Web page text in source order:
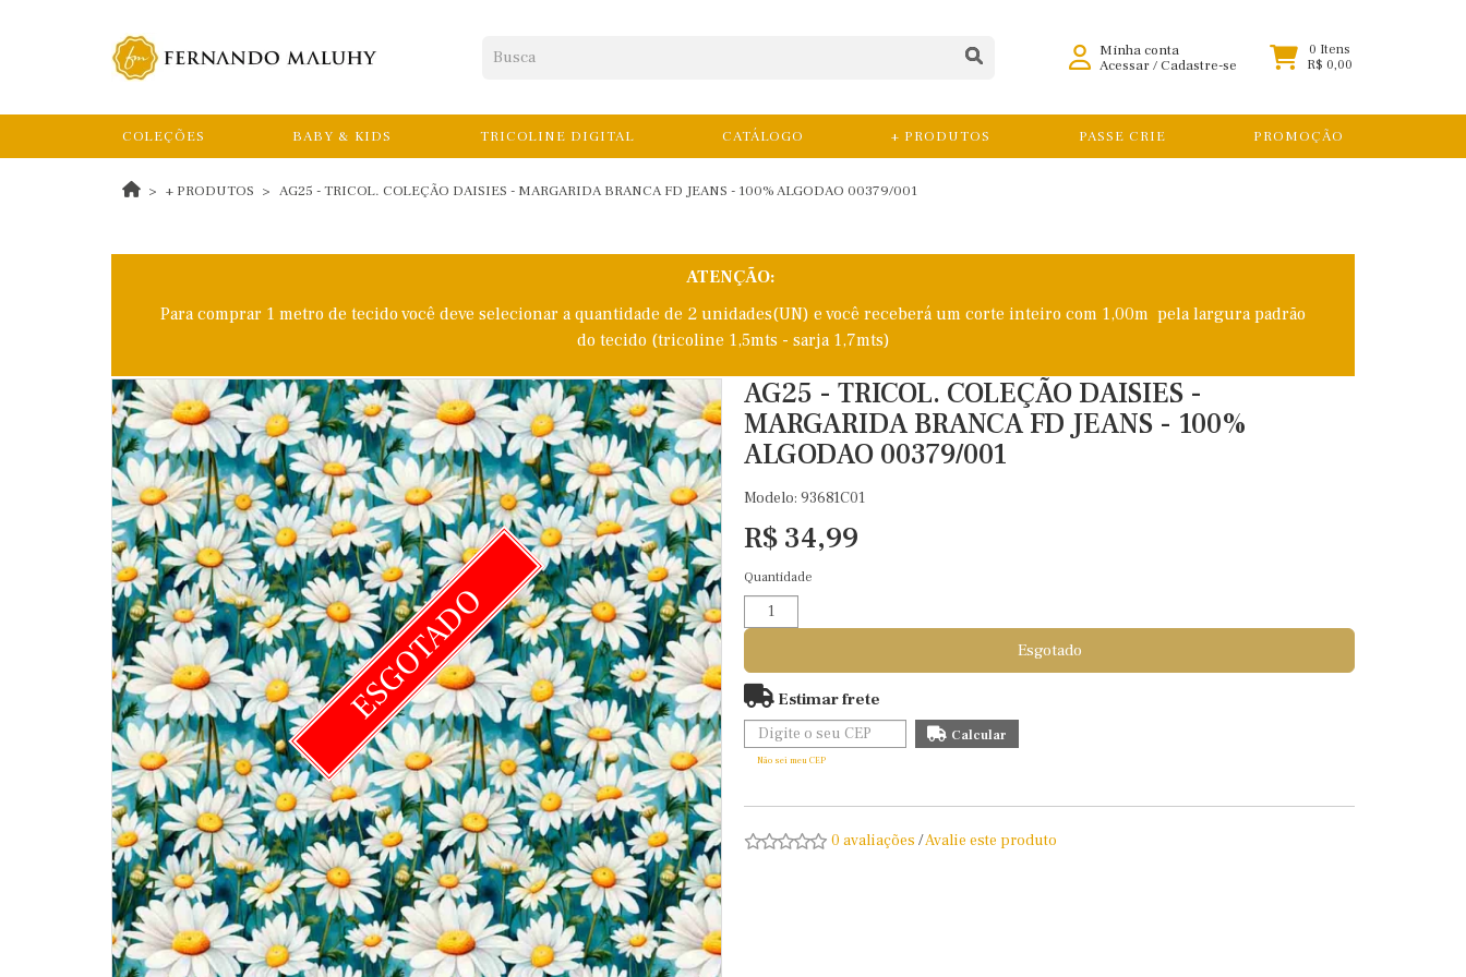
Minha conta
Acessar/Cadastre-se
0 Itens
R$ 0,00
COLEÇÕES BABY & KIDS TRICOLINE DIGITAL CATÁLOGO + PRODUTOS PASSE CRIE PROMOÇÃO
+ PRODUTOS AG25 - TRICOL. COLEÇÃO DAISIES - MARGARIDA BRANCA FD JEANS - 100% ALGODAO 00379/001
ATENÇÃO:
Para comprar 1 metro de tecido você deve selecionar a quantidade de 2 unidades(UN) e você receberá um corte inteiro com 1,00m pela largura padrão
do tecido (tricoline 1,5mts - sarja 1,7mts)
ESGOTADO
AG25 - TRICOL. COLEÇÃO DAISIES -
MARGARIDA BRANCA FD JEANS - 100%
ALGODAO 00379/001
Modelo: 93681C01
R$ 34,99
Quantidade
Esgotado
Estimar frete
Não sei meu CEP
0 avaliações /Avalie este produto